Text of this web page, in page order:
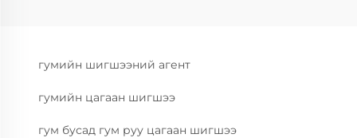
гумийн шигшээний агент
гумийн цагаан шигшээ
гум бусад гум руу цагаан шигшээ